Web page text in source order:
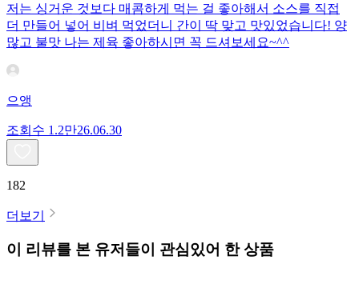
저는 싱거운 것보다 매콤하게 먹는 걸 좋아해서 소스를 직접
더 만들어 넣어 비벼 먹었더니 간이 딱 맞고 맛있었습니다! 양
많고 불맛 나는 제육 좋아하시면 꼭 드셔보세요~^^
으앵
조회수 1.2만26.06.30
182
더보기
이 리뷰를 본 유저들이 관심있어 한 상품